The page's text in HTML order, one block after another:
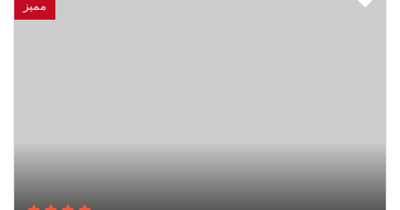
مميز